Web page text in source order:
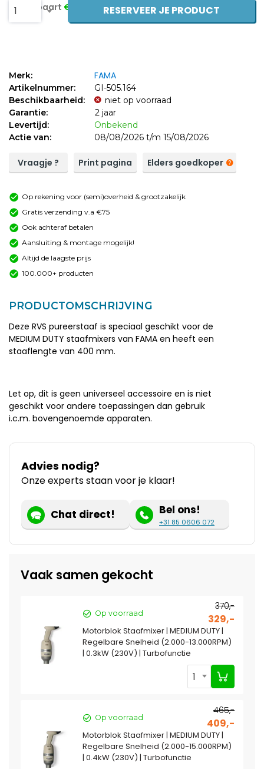
Je bespaart €31,00 (11%)
1 RESERVEER JE PRODUCT
Merk: FAMA
Artikelnummer:
GI-505.164
Beschikbaarheid:
niet op voorraad
Garantie:
2 jaar
Levertijd:
Onbekend
Actie van:
08/08/2026 t/m 15/08/2026
Vraagje ? Print pagina Elders goedkoper
Op rekening voor (semi)overheid & grootzakelijk
Gratis verzending v.a €75
Ook achteraf betalen
Aansluiting & montage mogelijk!
Altijd de laagste prijs
100.000+ producten
PRODUCTOMSCHRIJVING
Deze RVS pureerstaaf is speciaal geschikt voor de
MEDIUM DUTY staafmixers van FAMA en heeft een
staaflengte van 400 mm.
Let op, dit is geen universeel accessoire en is niet
geschikt voor andere toepassingen dan gebruik
i.c.m. bovengenoemde apparaten.
Advies nodig?
Onze experts staan voor je klaar!
Chat direct! Bel ons!
+31 85 0606 072
Vaak samen gekocht
Op voorraad
370,-
329,-
Motorblok Staafmixer | MEDIUM DUTY |
Regelbare Snelheid (2.000-13.000RPM)
| 0.3kW (230V) | Turbofunctie
1
Op voorraad
465,-
409,-
Motorblok Staafmixer | MEDIUM DUTY |
Regelbare Snelheid (2.000-15.000RPM)
| 0.4kW (230V) | Turbofunctie